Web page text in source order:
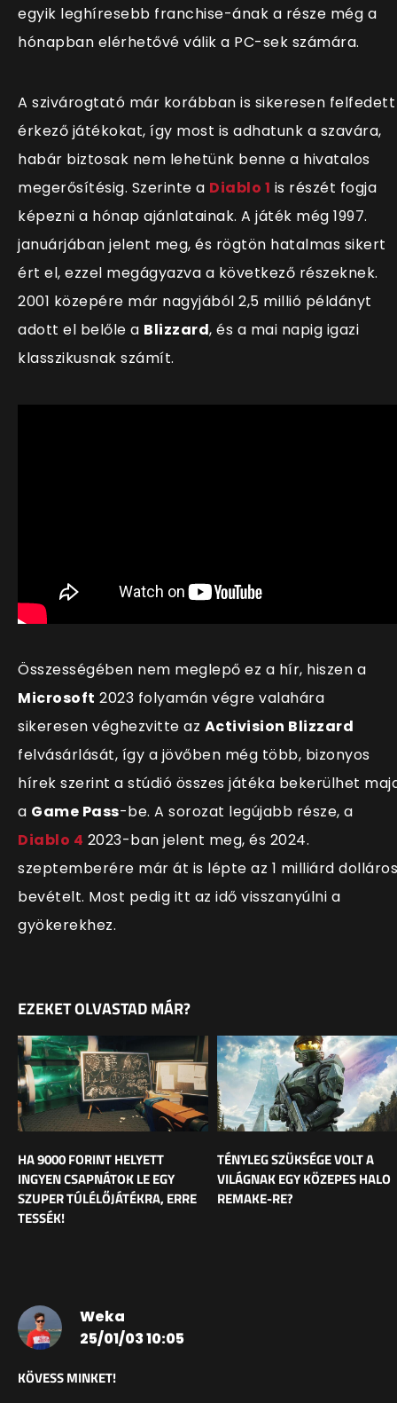
egyik leghíresebb franchise-ának a része még a
hónapban elérhetővé válik a PC-sek számára.
A szivárogtató már korábban is sikeresen felfedett
érkező játékokat, így most is adhatunk a szavára,
habár biztosak nem lehetünk benne a hivatalos
megerősítésig. Szerinte a Diablo 1 is részét fogja
képezni a hónap ajánlatainak. A játék még 1997.
januárjában jelent meg, és rögtön hatalmas sikert
ért el, ezzel megágyazva a következő részeknek.
2001 közepére már nagyjából 2,5 millió példányt
adott el belőle a Blizzard, és a mai napig igazi
klasszikusnak számít.
Összességében nem meglepő ez a hír, hiszen a
Microsoft 2023 folyamán végre valahára
sikeresen véghezvitte az Activision Blizzard
felvásárlását, így a jövőben még több, bizonyos
hírek szerint a stúdió összes játéka bekerülhet
a Game Pass-be. A sorozat legújabb része, a
Diablo 4 2023-ban jelent meg, és 2024.
szeptemberére már át is lépte az 1 milliárd dolláros
bevételt. Most pedig itt az idő visszanyúlni a
gyökerekhez.
EZEKET OLVASTAD MÁR?
HA 9000 FORINT HELYETT
INGYEN CSAPNÁTOK LE EGY
SZUPER TÚLÉLŐJÁTÉKRA, ERRE
TESSÉK!
TÉNYLEG SZÜKSÉGE VOLT A
VILÁGNAK EGY KÖZEPES HALO
REMAKE-RE?
Weka
25/01/03 10:05
KÖVESS MINKET!